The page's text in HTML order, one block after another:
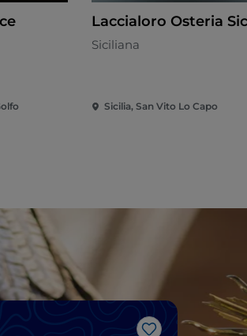
Laccialoro Osteria
Siciliana
Sicilia, San Vito Lo Capo